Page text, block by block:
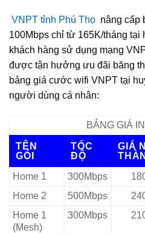
VNPT tỉnh Phú Thọ nâng cấp
100Mbps chỉ từ 165K/tháng tại
khách hàng sử dụng mạng
được tận hưởng ưu đãi băng
bảng giá cước wifi VNPT tại
người dùng cá nhân:
BẢNG GIÁ
TÊN
GÓI
TỐC
ĐỘ
GIÁ
Home 1
300Mbps
Home 2
500Mbps
Home 1
(Mesh)
300Mbps